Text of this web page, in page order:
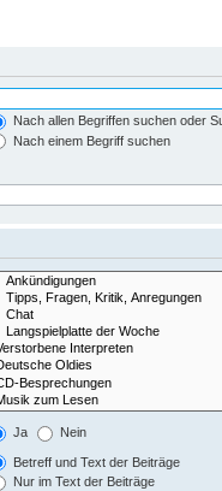
Nach allen Begriffen suchen oder
Nach einem Begriff suchen
Ja Nein
Betreff und Text der Beiträge
Nur im Text der Beiträge